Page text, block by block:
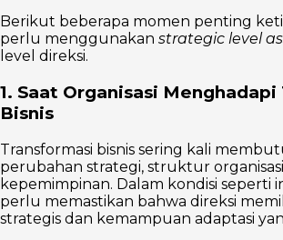
Berikut beberapa momen penting
perlu menggunakan strategic level
level direksi.
1. Saat Organisasi
Bisnis
Transformasi bisnis sering kali
perubahan strategi, struktur
kepemimpinan. Dalam kondisi seperti
perlu memastikan bahwa direksi
strategis dan kemampuan adaptasi